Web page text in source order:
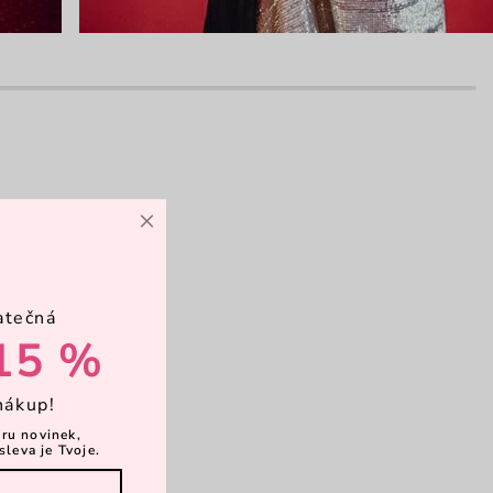
magnet
balení
×
%
novinek,
je Tvoje.